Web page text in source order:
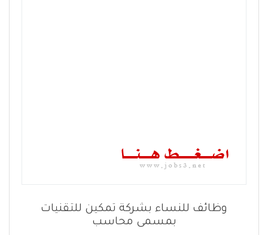
وظائف للنساء بشركة تمكين للتقنيات
بمسمى محاسب